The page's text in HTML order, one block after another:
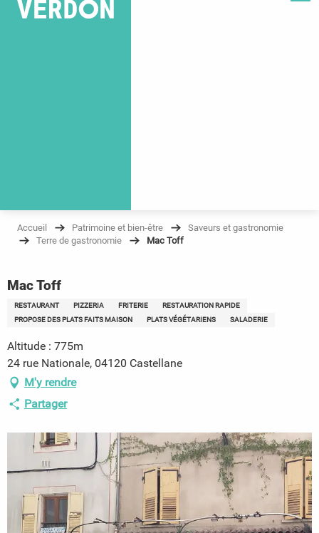
Accueil Patrimoine et bien-être
Saveurs et gastronomie
Terre de gastronomie
Mac Toff
Mac Toff
RESTAURANT PIZZERIA FRITERIE
RESTAURATION RAPIDE
PROPOSE DES PLATS FAITS MAISON
PLATS VÉGÉTARIENS SALADERIE
Altitude : 775m
24 rue Nationale, 04120 Castellane
M'y rendre
Partager